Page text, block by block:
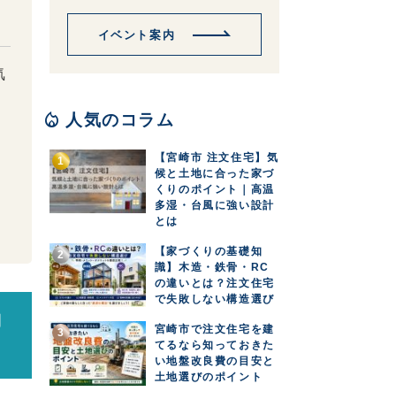
イベント案内
local_fire_department 人気のコラム
【宮崎市 注文住宅】気
候と土地に合った家づ
くりのポイント｜高温
多湿・台風に強い設計
とは
【家づくりの基礎知
識】木造・鉄骨・RC
の違いとは？注文住宅
で失敗しない構造選び
宮崎市で注文住宅を建
てるなら知っておきた
い地盤改良費の目安と
土地選びのポイント